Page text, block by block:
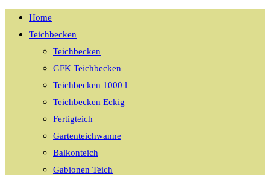
Home
Teichbecken
Teichbecken
GFK Teichbecken
Teichbecken 1000 l
Teichbecken Eckig
Fertigteich
Gartenteichwanne
Balkonteich
Gabionen Teich